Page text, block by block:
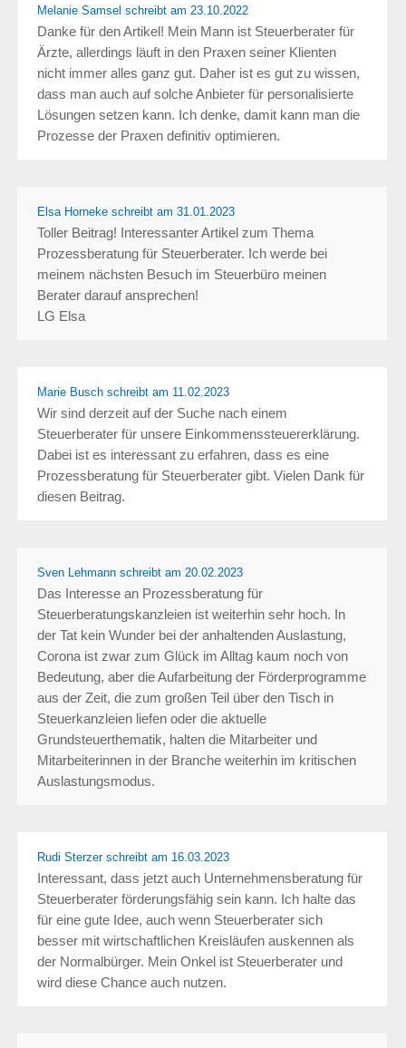
Melanie Samsel schreibt am 23.10.2022
Danke für den Artikel! Mein Mann ist Steuerberater für
Ärzte, allerdings läuft in den Praxen seiner Klienten
nicht immer alles ganz gut. Daher ist es gut zu wissen,
dass man auch auf solche Anbieter für personalisierte
Lösungen setzen kann. Ich denke, damit kann man die
Prozesse der Praxen definitiv optimieren.
Elsa Horneke schreibt am 31.01.2023
Toller Beitrag! Interessanter Artikel zum Thema
Prozessberatung für Steuerberater. Ich werde bei
meinem nächsten Besuch im Steuerbüro meinen
Berater darauf ansprechen!
LG Elsa
Marie Busch schreibt am 11.02.2023
Wir sind derzeit auf der Suche nach einem
Steuerberater für unsere Einkommenssteuererklärung.
Dabei ist es interessant zu erfahren, dass es eine
Prozessberatung für Steuerberater gibt. Vielen Dank für
diesen Beitrag.
Sven Lehmann schreibt am 20.02.2023
Das Interesse an Prozessberatung für
Steuerberatungskanzleien ist weiterhin sehr hoch. In
der Tat kein Wunder bei der anhaltenden Auslastung,
Corona ist zwar zum Glück im Alltag kaum noch von
Bedeutung, aber die Aufarbeitung der Förderprogramme
aus der Zeit, die zum großen Teil über den Tisch in
Steuerkanzleien liefen oder die aktuelle
Grundsteuerthematik, halten die Mitarbeiter und
Mitarbeiterinnen in der Branche weiterhin im kritischen
Auslastungsmodus.
Rudi Sterzer schreibt am 16.03.2023
Interessant, dass jetzt auch Unternehmensberatung für
Steuerberater förderungsfähig sein kann. Ich halte das
für eine gute Idee, auch wenn Steuerberater sich
besser mit wirtschaftlichen Kreisläufen auskennen als
der Normalbürger. Mein Onkel ist Steuerberater und
wird diese Chance auch nutzen.